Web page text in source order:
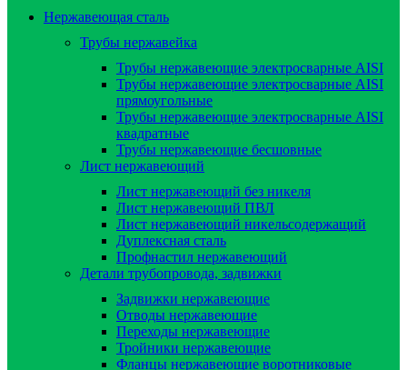
Нержавеющая сталь
Трубы нержавейка
Трубы нержавеющие электросварные AISI
Трубы нержавеющие электросварные AISI
прямоугольные
Трубы нержавеющие электросварные AISI
квадратные
Трубы нержавеющие бесшовные
Лист нержавеющий
Лист нержавеющий без никеля
Лист нержавеющий ПВЛ
Лист нержавеющий никельсодержащий
Дуплексная сталь
Профнастил нержавеющий
Детали трубопровода, задвижки
Задвижки нержавеющие
Отводы нержавеющие
Переходы нержавеющие
Тройники нержавеющие
Фланцы нержавеющие воротниковые